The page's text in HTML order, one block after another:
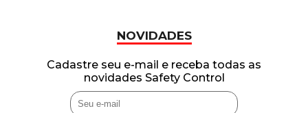
NOVIDADES
Cadastre seu e-mail e receba todas as
novidades Safety Control